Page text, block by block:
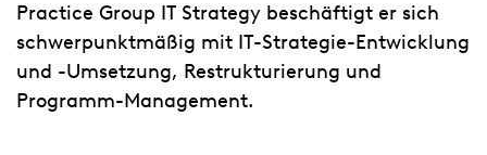
Practice Group IT Strategy beschäftigt er sich
schwerpunktmäßig mit IT-Strategie-Entwicklung
und -Umsetzung, Restrukturierung und
Programm-Management.